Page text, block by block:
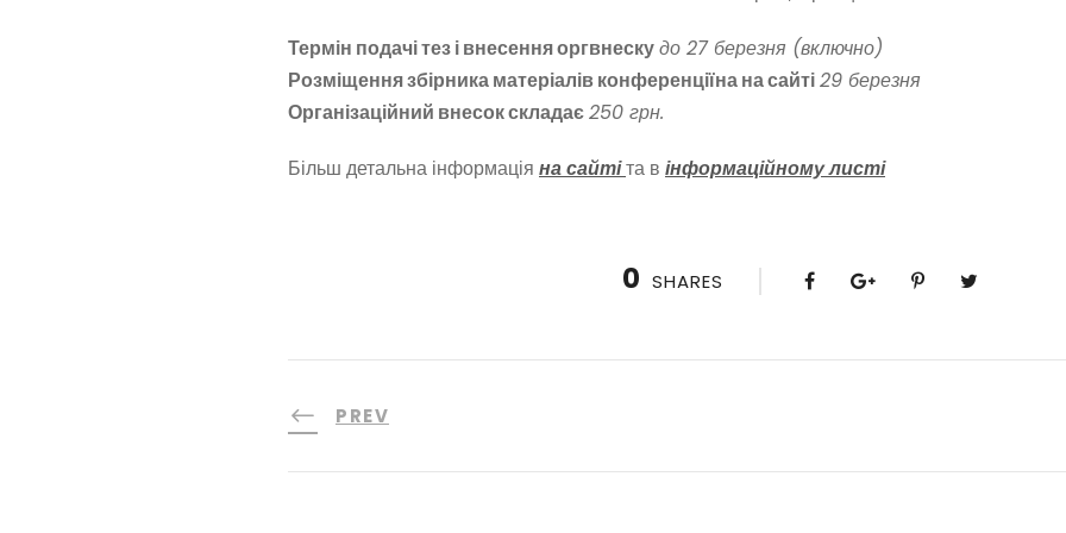
Термін подачі тез і внесення оргвнескудо 27 березня (включно)
Розміщення збірника матеріалів конференціїнана сайті29 березня
Організаційний внесокскладає250 грн.
Більш детальна інформація на сайтіта в інформаційному листі
0 SHARES
PREV